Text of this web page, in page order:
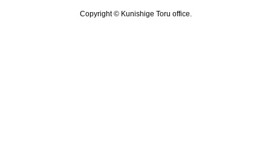
Copyright © Kunishige Toru office.